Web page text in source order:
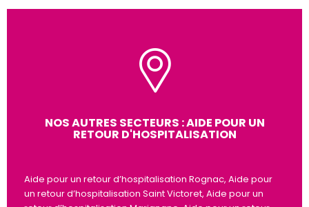
NOS AUTRES SECTEURS : AIDE POUR UN
RETOUR D'HOSPITALISATION
Aide pour un retour d’hospitalisation Rognac, Aide pour
un retour d’hospitalisation Saint Victoret, Aide pour un